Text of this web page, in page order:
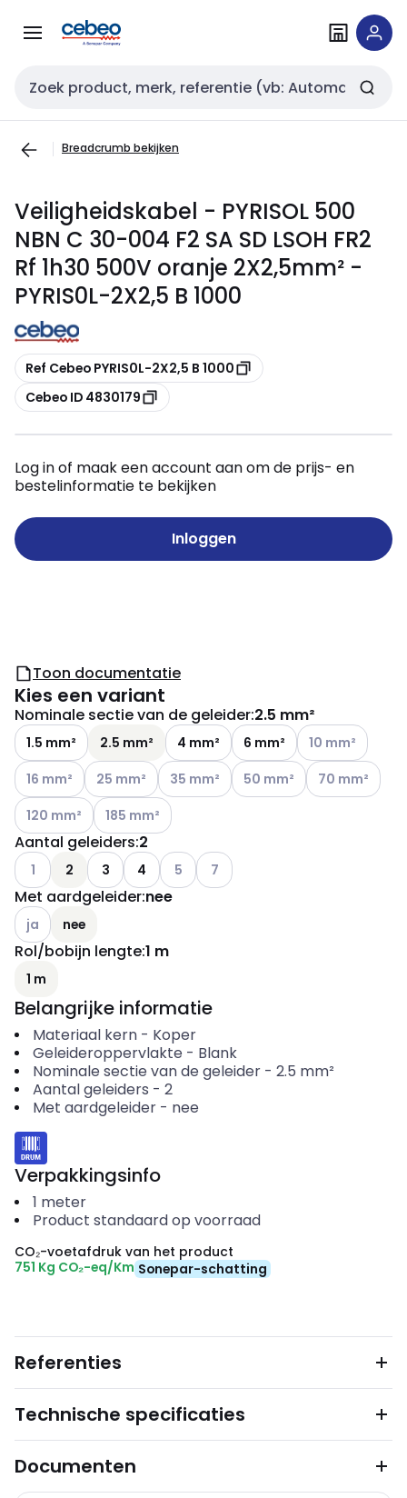
naar
naar
Zoekveld invoer
Breadcrumb bekijken
Veiligheidskabel - PYRISOL 500
NBN C 30-004 F2 SA SD LSOH FR2
Rf 1h30 500V oranje 2X2,5mm² -
PYRIS0L-2X2,5 B 1000
Kopiëren
Ref Cebeo PYRIS0L-2X2,5 B 1000
Kopiëren
Cebeo ID 4830179
Log in of maak een account aan om de prijs- en
bestelinformatie te bekijken
Inloggen
Toon documentatie
Kies een variant
Nominale sectie van de geleider:2.5 mm²
1.5 mm² 2.5 mm² 4 mm² 6 mm² Andere
10 mm²
Andere varianten (Huidige combinatie niet mogelijk)
16 mm² Andere varianten (Huidige combinatie niet
25 mm² Andere varianten (Huidige combinatie
35 mm² Andere varianten (Huidige
50 mm² Andere
70 mm²
Andere varianten (Huidige combinatie niet mogelijk)
120 mm² Andere varianten (Huidige combinatie niet
185 mm²
Aantal geleiders:2
Andere varianten (Huidige combinatie niet mogelijk)
1 2 3 4 Andere varianten (Huidige combinatie
5 Andere varianten (Huidige
7
Met aardgeleider:nee
Andere varianten (Huidige combinatie niet mogelijk)
ja nee
Rol/bobijn lengte:1 m
1 m
Belangrijke informatie
Materiaal kern- Koper
Geleideroppervlakte - Blank
Nominale sectie van de geleider- 2.5 mm²
Aantal geleiders - 2
Met aardgeleider- nee
Verpakkingsinfo
1 meter
Product standaard op voorraad
CO₂-voetafdruk van het product
751 Kg CO₂-eq/Km Sonepar-schatting
Referenties
Technische specificaties
Documenten